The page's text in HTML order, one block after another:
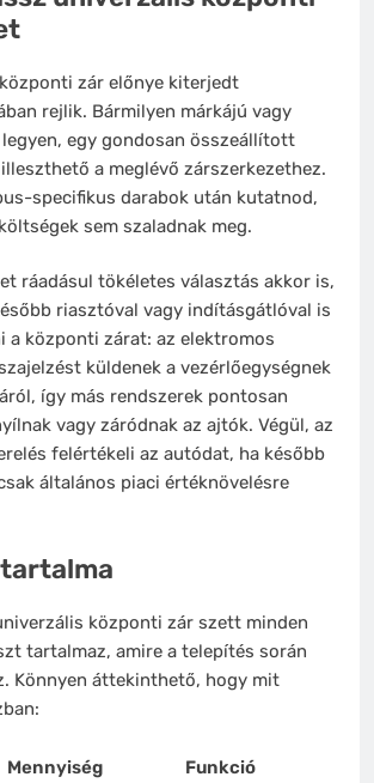
zár előnye kiterjedt
rejlik. Bármilyen márkájú vagy
egy gondosan összeállított
a meglévő zárszerkezethez.
specifikus darabok után kutatnod,
sem szaladnak meg.
ráadásul tökéletes választás akkor is,
riasztóval vagy indításgátlóval is
a központi zárat: az elektromos
küldenek a vezérlőegységnek
így más rendszerek pontosan
vagy záródnak az ajtók. Végül, az
felértékeli az autódat, ha később
általános piaci értéknövelésre
központi zár szett minden
tartalmaz, amire a telepítés során
Könnyen áttekinthető, hogy mit
Mennyiség
Funkció